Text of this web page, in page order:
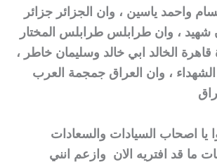
واحمد ياسين ، وان الجزائر جزائر
شهيد ، وان طرابلس طرابلس المختار
قاهرة الخالد ابي خالد وسليمان خاطر ،
، وان العراق جمجمة العرب
يا اصحاب السيادات والسعادات
ما قد افتريه الان وازعم انني